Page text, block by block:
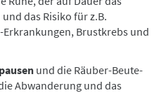
das Risiko für z.B.
Erkrankungen, Brustkrebs und
und die Räuber-Beute-
Abwanderung und das